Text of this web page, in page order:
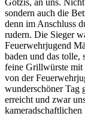
sondern auch die
denn im Anschluss
rudern. Die Sieger
Feuerwehrjugend
baden und das tolle,
feine Grillwürste mit
von der
wunderschöner Tag
erreicht und zwar